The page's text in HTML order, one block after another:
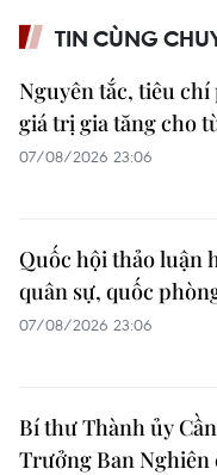
TIN CÙNG
Nguyên tắc, tiêu
giá trị gia tăng cho
07/08/2026 23:06
Quốc hội thảo luận
quân sự, quốc
07/08/2026 23:06
Bí thư Thành ủy
Trưởng Ban